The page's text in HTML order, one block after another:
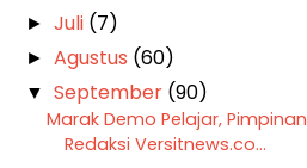
► Juli (7)
► Agustus (60)
▼ September (90)
Marak Demo Pelajar, Pimpinan
Redaksi Versitnews.co...